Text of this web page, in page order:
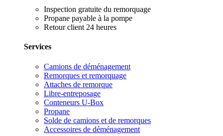
Inspection gratuite du remorquage
Propane payable à la pompe
Retour client 24 heures
Services
Camions de déménagement
Remorques et remorquage
Attaches de remorque
Libre-entreposage
Conteneurs U-Box
Propane
Solde de camions et de remorques
Accessoires de déménagement